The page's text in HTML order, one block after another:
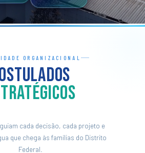
ORGANIZACIONAL
cada decisão, cada projeto e
que chega às famílias do Distrito
Federal.